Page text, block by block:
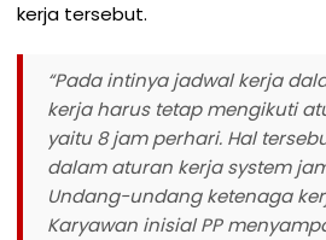
kerja tersebut.
“Pada intinya jadwal kerja
kerja harus tetap mengikuti
yaitu 8 jam perhari. Hal
dalam aturan kerja system
Undang-undang ketenaga
Karyawan inisial PP